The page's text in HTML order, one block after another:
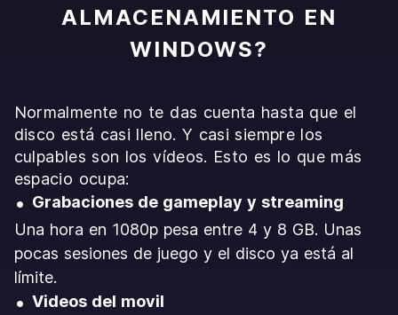
ALMACENAMIENTO EN
WINDOWS?
Normalmente no te das cuenta hasta que el
disco está casi lleno. Y casi siempre los
culpables son los vídeos. Esto es lo que más
espacio ocupa:
Grabaciones de gameplay y streaming
Una hora en 1080p pesa entre 4 y 8 GB. Unas
pocas sesiones de juego y el disco ya está al
límite.
Videos del movil